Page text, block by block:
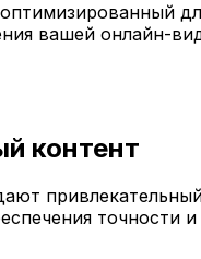
вашей онлайн-
контент
точности